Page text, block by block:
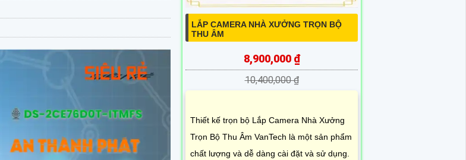
LẮP CAMERA NHÀ XƯỞNG TRỌN BỘ
THU ÂM
8,900,000 ₫
10,400,000 ₫
Thiết kế trọn bộ Lắp Camera Nhà Xưởng
Trọn Bộ Thu Âm VanTech là một sản phẩm
chất lượng và dễ dàng cài đặt và sử dụng.